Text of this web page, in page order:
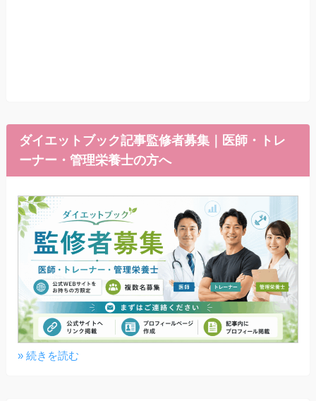
ダイエットブック記事監修者募集｜医師・トレ
ーナー・管理栄養士の方へ
» 続きを読む